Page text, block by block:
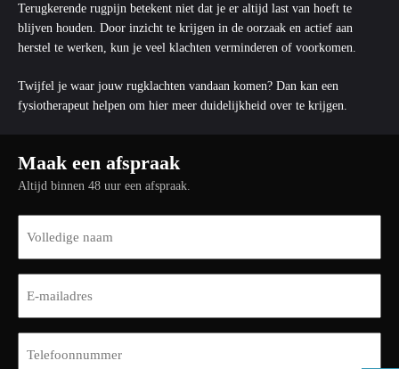
Terugkerende rugpijn betekent niet dat je er altijd last van hoeft te
blijven houden. Door inzicht te krijgen in de oorzaak en actief aan
herstel te werken, kun je veel klachten verminderen of voorkomen.
Twijfel je waar jouw rugklachten vandaan komen? Dan kan een
fysiotherapeut helpen om hier meer duidelijkheid over te krijgen.
Maak een afspraak
Altijd binnen 48 uur een afspraak.